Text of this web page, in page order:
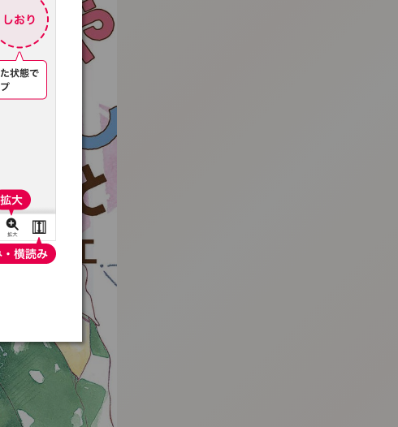
:692.15.692.660:t-vnqp.lunrzsdszk.vn.oi